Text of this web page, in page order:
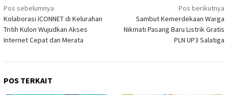
Navigasi
pos
Pos sebelumnya
Kolaborasi ICONNET di Kelurahan
Tritih Kulon Wujudkan Akses
Internet Cepat dan Merata
Pos berikutnya
Sambut Kemerdekaan Warga
Nikmati Pasang Baru Listrik Gratis
PLN UP3 Salatiga
POS TERKAIT